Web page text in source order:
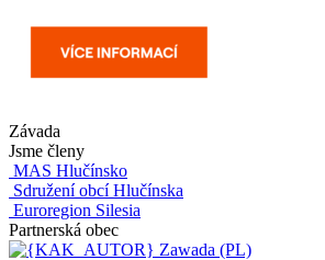
Závada
Jsme členy
MAS Hlučínsko
Sdružení obcí Hlučínska
Euroregion Silesia
Partnerská obec
Zawada (PL)